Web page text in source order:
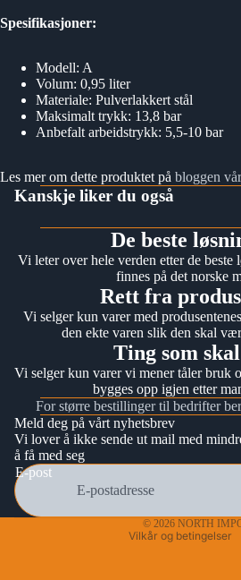
Spesifikasjoner:
Modell: A
Volum: 0,95 liter
Materiale: Pulverlakkert stål
Maksimalt trykk: 13,8 bar
Anbefalt arbeidstrykk: 5,5-10 bar
Les mer om dette produktet på bloggen vår
Kanskje liker du også
De beste
Vi leter over hele verden etter de beste
finnes på det norske
Rett fra
Vi selger kun varer med
den ekte varen slik den skal
Ting som
Vi selger kun varer vi mener tåler bruk
bygges opp igjen etter
For større bestillinger til bedrifter
Meld deg på vårt nyhetsbrev
Vi lover å ikke sende ut mail med
å få med seg
E-post
© 2026 NORTH
Vilkår og betingelser
Personvernerklæring
Kontaktinformasjon